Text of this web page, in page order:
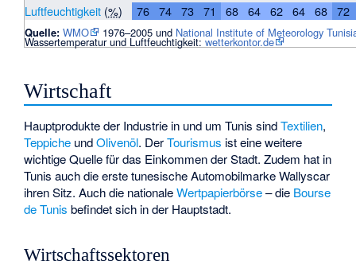
Luftfeuchtigkeit (%) 76 74 73 71 68 64 62 64 68 72
Quelle: WMO 1976–2005 und National Institute of Meteorology
Wassertemperatur und Luftfeuchtigkeit:wetterkontor.de
Wirtschaft
Hauptprodukte der Industrie in und um Tunis sindTextilien,
Teppiche undOlivenöl. DerTourismus ist eine weitere
wichtige Quelle für das Einkommen der Stadt. Zudem hat in
Tunis auch die erste tunesische AutomobilmarkeWallyscar
ihren Sitz. Auch die nationaleWertpapierbörse– die Bourse
de Tunis befindet sich in der Hauptstadt.
Wirtschaftssektoren